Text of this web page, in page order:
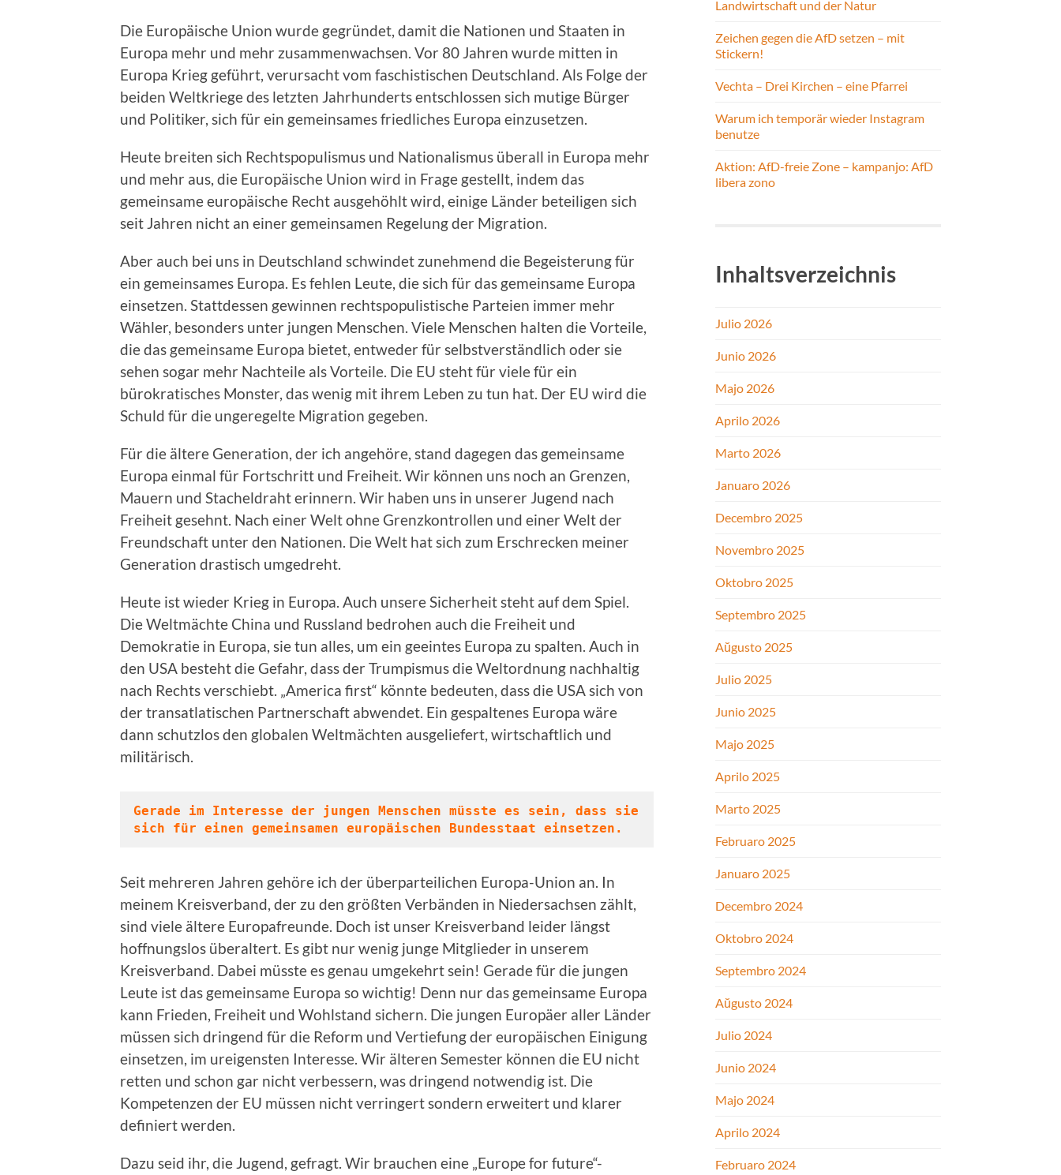
Die Europäische Union wurde gegründet, damit die Nationen und Staaten in
Europa mehr und mehr zusammenwachsen. Vor 80 Jahren wurde mitten in
Europa Krieg geführt, verursacht vom faschistischen Deutschland. Als Folge der
beiden Weltkriege des letzten Jahrhunderts entschlossen sich mutige Bürger
und Politiker, sich für ein gemeinsames friedliches Europa einzusetzen.
Heute breiten sich Rechtspopulismus und Nationalismus überall in Europa mehr
und mehr aus, die Europäische Union wird in Frage gestellt, indem das
gemeinsame europäische Recht ausgehöhlt wird, einige Länder beteiligen sich
seit Jahren nicht an einer gemeinsamen Regelung der Migration.
Aber auch bei uns in Deutschland schwindet zunehmend die Begeisterung für
ein gemeinsames Europa. Es fehlen Leute, die sich für das gemeinsame Europa
einsetzen. Stattdessen gewinnen rechtspopulistische Parteien immer mehr
Wähler, besonders unter jungen Menschen. Viele Menschen halten die Vorteile,
die das gemeinsame Europa bietet, entweder für selbstverständlich oder sie
sehen sogar mehr Nachteile als Vorteile. Die EU steht für viele für ein
bürokratisches Monster, das wenig mit ihrem Leben zu tun hat. Der EU wird die
Schuld für die ungeregelte Migration gegeben.
Für die ältere Generation, der ich angehöre, stand dagegen das gemeinsame
Europa einmal für Fortschritt und Freiheit. Wir können uns noch an Grenzen,
Mauern und Stacheldraht erinnern. Wir haben uns in unserer Jugend nach
Freiheit gesehnt. Nach einer Welt ohne Grenzkontrollen und einer Welt der
Freundschaft unter den Nationen. Die Welt hat sich zum Erschrecken meiner
Generation drastisch umgedreht.
Heute ist wieder Krieg in Europa. Auch unsere Sicherheit steht auf dem Spiel.
Die Weltmächte China und Russland bedrohen auch die Freiheit und
Demokratie in Europa, sie tun alles, um ein geeintes Europa zu spalten. Auch in
den USA besteht die Gefahr, dass der Trumpismus die Weltordnung nachhaltig
nach Rechts verschiebt. „America first“ könnte bedeuten, dass die USA sich von
der transatlatischen Partnerschaft abwendet. Ein gespaltenes Europa wäre
dann schutzlos den globalen Weltmächten ausgeliefert, wirtschaftlich und
militärisch.
Gerade im Interesse der jungen Menschen müsste es sein, dass sie
sich für einen gemeinsamen europäischen Bundesstaat einsetzen.
Seit mehreren Jahren gehöre ich der überparteilichen Europa-Union an. In
meinem Kreisverband, der zu den größten Verbänden in Niedersachsen zählt,
sind viele ältere Europafreunde. Doch ist unser Kreisverband leider längst
hoffnungslos überaltert. Es gibt nur wenig junge Mitglieder in unserem
Kreisverband. Dabei müsste es genau umgekehrt sein! Gerade für die jungen
Leute ist das gemeinsame Europa so wichtig! Denn nur das gemeinsame Europa
kann Frieden, Freiheit und Wohlstand sichern. Die jungen Europäer aller Länder
müssen sich dringend für die Reform und Vertiefung der europäischen Einigung
einsetzen, im ureigensten Interesse. Wir älteren Semester können die EU nicht
retten und schon gar nicht verbessern, was dringend notwendig ist. Die
Kompetenzen der EU müssen nicht verringert sondern erweitert und klarer
definiert werden.
Dazu seid ihr, die Jugend, gefragt. Wir brauchen eine „Europe for future“-
Landwirtschaft und der Natur
Zeichen gegen die AfD setzen – mit
Stickern!
Vechta – Drei Kirchen – eine Pfarrei
Warum ich temporär wieder Instagram
benutze
Aktion: AfD-freie Zone – kampanjo: AfD
libera zono
Inhaltsverzeichnis
Julio 2026
Junio 2026
Majo 2026
Aprilo 2026
Marto 2026
Januaro 2026
Decembro 2025
Novembro 2025
Oktobro 2025
Septembro 2025
Aŭgusto 2025
Julio 2025
Junio 2025
Majo 2025
Aprilo 2025
Marto 2025
Februaro 2025
Januaro 2025
Decembro 2024
Oktobro 2024
Septembro 2024
Aŭgusto 2024
Julio 2024
Junio 2024
Majo 2024
Aprilo 2024
Februaro 2024